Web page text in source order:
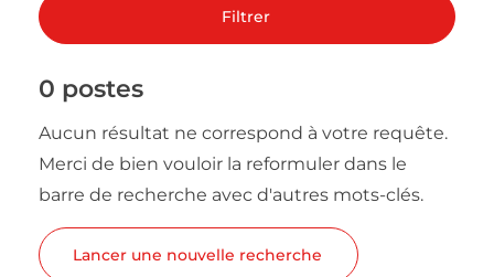
Filtrer
0 postes
Aucun résultat ne correspond à votre requête.
Merci de bien vouloir la reformuler dans le
barre de recherche avec d'autres mots-clés.
Lancer une nouvelle recherche